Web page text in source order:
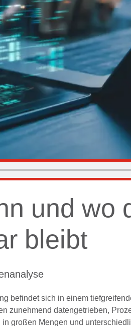
und wo
bleibt
befindet sich in einem
zunehmend datengetrieben,
in großen Mengen und